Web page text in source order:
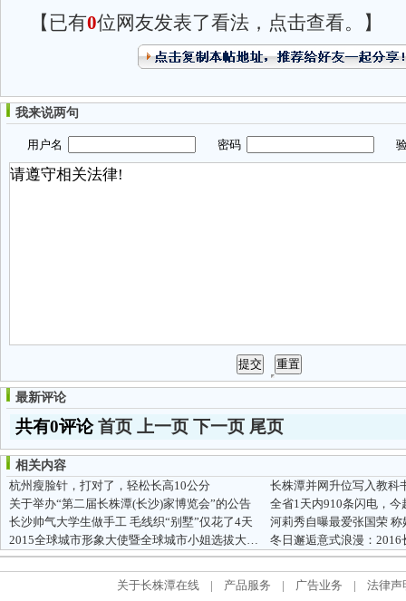
【已有0位网友发表了看法，点击查看。】
我来说两句
用户名 密码 验
最新评论
共有0评论首页 上一页 下一页 尾页
相关内容
杭州瘦脸针，打对了，轻松长高10公分
关于举办“第二届长株潭(长沙)家博览会”的公告
全省1天内910条闪电，
长沙帅气大学生做手工 毛线织“别墅”仅花了4天
河莉秀自曝最爱张国荣
2015全球城市形象大使暨全球城市小姐选拔大赛广东赛区火热启动
关于长株潭在线 | 产品服务 | 广告业务 | 法律声